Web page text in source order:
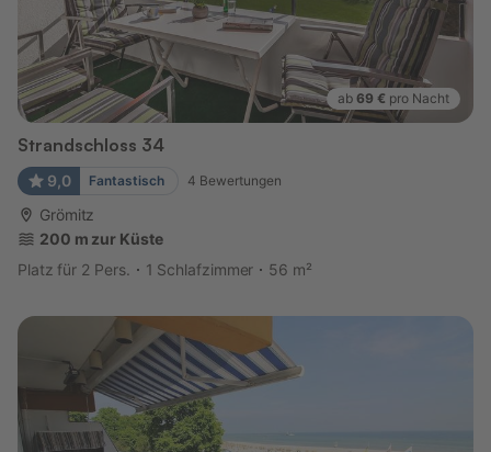
ab 69 € pro Nacht
Strandschloss 34
9,0 Fantastisch 4 Bewertungen
Grömitz
200 m zur Küste
Platz für 2 Pers.
1 Schlafzimmer 56 m²